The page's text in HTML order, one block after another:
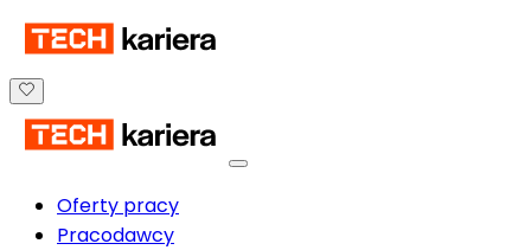
Oferty pracy
Pracodawcy